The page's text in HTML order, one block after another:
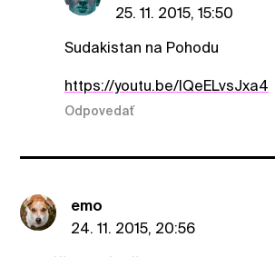
25. 11. 2015, 15:50
Sudakistan na Pohodu
https://youtu.be/lQeELvsJxa4
Odpovedať
emo
24. 11. 2015, 20:56